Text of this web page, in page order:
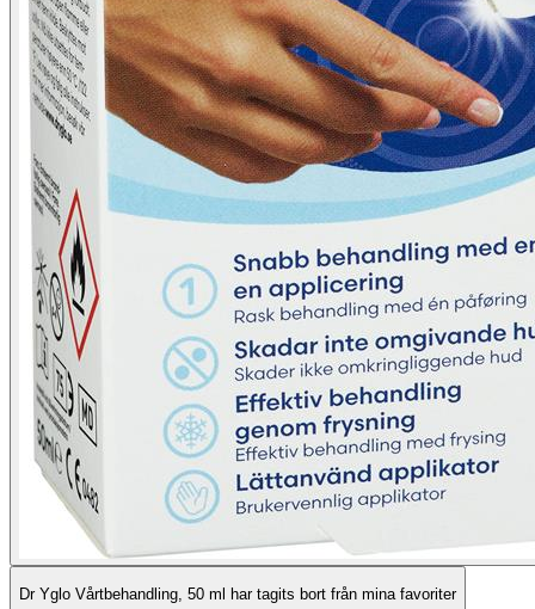
Dr Yglo Vårtbehandling, 50 ml har tagits bort från mina favoriter